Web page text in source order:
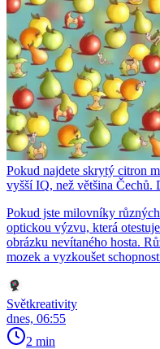
Pokud najdete skrytý citron
vyšší IQ, než většina
Pokud jste milovníky
optickou výzvu, která
obrázku nevítaného hosta.
mozek a vyzkoušet
Světkreativity
dnes, 06:55
2 min